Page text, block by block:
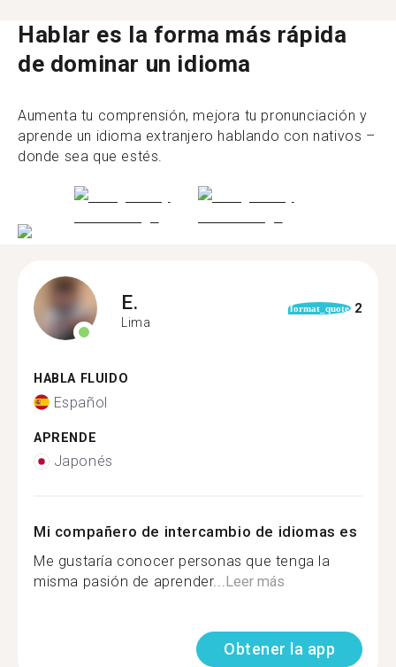
Hablar es la forma más rápida
de dominar un idioma
Aumenta tu comprensión, mejora tu pronunciación y
aprende un idioma extranjero hablando con nativos –
donde sea que estés.
E.
Lima
format_quote 2
HABLA FLUIDO
Español
APRENDE
Japonés
Mi compañero de intercambio de idiomas es
Me gustaría conocer personas que tenga la
misma pasión de aprender...Leer más
Obtener la app